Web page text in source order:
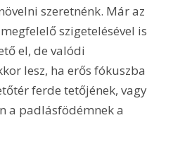
szeretnénk. Már az
szigetelésével is
el, de valódi
lesz, ha erős fókuszba
ferde tetőjének, vagy
a padlásfödémnek a